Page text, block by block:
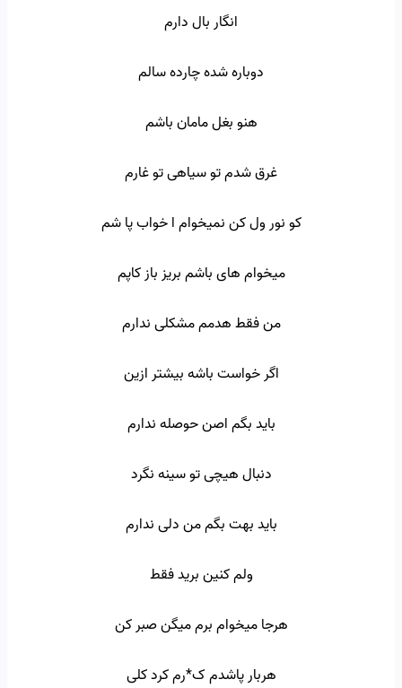
انگار بال دارم
دوباره شده چارده سالم
هنو بغل مامان باشم
غرق شدم تو سیاهی تو غارم
کو نور ول کن نمیخوام ا خواب پا شم
میخوام های باشم بریز باز کاپم
من فقط هدمم مشکلی ندارم
اگر خواست باشه بیشتر ازین
باید بگم اصن حوصله ندارم
دنبال هیچی تو سینه نگرد
باید بهت بگم من دلی ندارم
ولم کنین برید فقط
هرجا میخوام برم میگن صبر کن
هربار پاشدم ک*رم کرد کلی